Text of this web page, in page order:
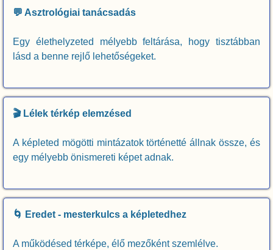
💬 Asztrológiai tanácsadás
Egy élethelyzeted mélyebb feltárása, hogy tisztábban
lásd a benne rejlő lehetőségeket.
🎬 Lélek térkép elemzésed
A képleted mögötti mintázatok történetté állnak össze, és
egy mélyebb önismereti képet adnak.
🌀 Eredet - mesterkulcs a képletedhez
A működésed térképe, élő mezőként szemlélve.